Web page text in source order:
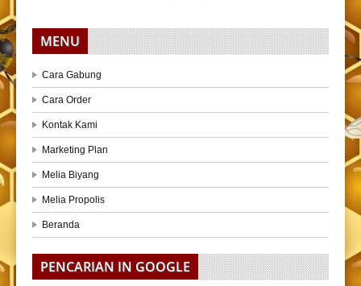
MENU
Cara Gabung
Cara Order
Kontak Kami
Marketing Plan
Melia Biyang
Melia Propolis
Beranda
PENCARIAN IN GOOGLE